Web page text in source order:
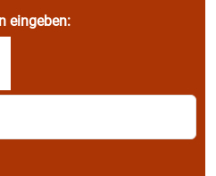
eingeben: